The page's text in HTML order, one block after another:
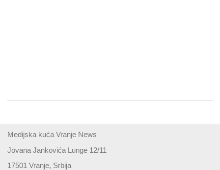
Medijska kuća Vranje News
Jovana Jankovića Lunge 12/11
17501 Vranje, Srbija